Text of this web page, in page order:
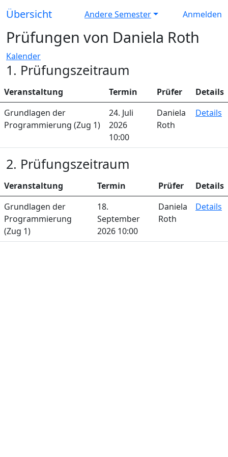
Übersicht Andere Semester Anmelden
Prüfungen von Daniela Roth
Kalender
1. Prüfungszeitraum
Veranstaltung Termin Prüfer
Details
Grundlagen der
Programmierung (Zug 1)
24. Juli
2026
10:00
Daniela
Roth
Details
2. Prüfungszeitraum
Veranstaltung Termin Prüfer
Details
Grundlagen der
Programmierung
(Zug 1)
18.
September
2026 10:00
Daniela
Roth
Details